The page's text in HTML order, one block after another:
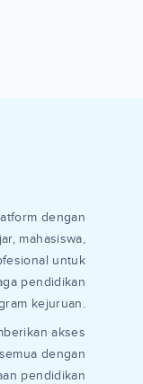
dengan
mahasiswa,
untuk
pendidikan
kejuruan.
akses
dengan
pendidikan